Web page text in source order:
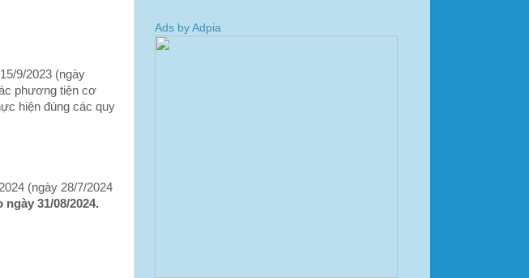
9/2023 (ngày
phương tiện cơ
hiện đúng các quy
(ngày 28/7/2024
31/08/2024.
Ads by Adpia